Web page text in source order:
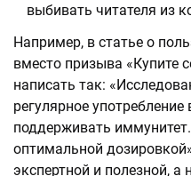
выбивать читателя из
Например, в статье о
вместо призыва «Купите
написать так:
регулярное
поддерживать
оптимальной
экспертной и полезной, а